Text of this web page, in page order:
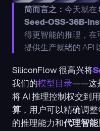
简而言之： 今天就在
Seed-OSS-36B-
得更智能的推理，
提供生产就绪的 API
SiliconFlow 很高兴将
我们的模型目录——这
将 AI 推理控制权交到
算 ，用户可以精确调
的推理能力和代理智能